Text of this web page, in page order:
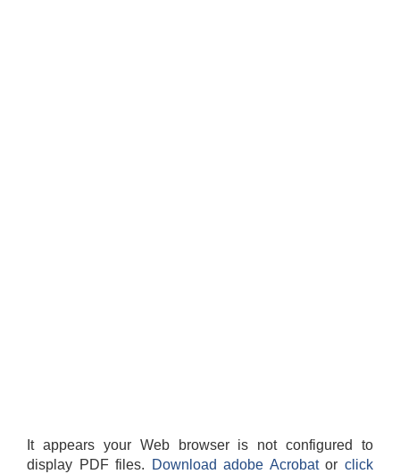
It appears your Web browser is not configured to
display PDF files.
Download adobe Acrobatorclick